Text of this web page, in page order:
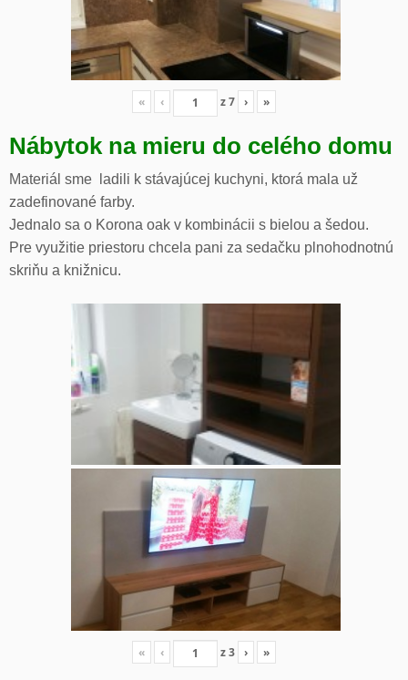
« ‹ z7 › »
Nábytok na mieru do celého domu
Materiál sme ladili k stávajúcej kuchyni, ktorá mala už
zadefinované farby.
Jednalo sa o Korona oak v kombinácii s bielou a šedou.
Pre využitie priestoru chcela pani za sedačku plnohodnotnú
skriňu a knižnicu.
« ‹ z3 › »